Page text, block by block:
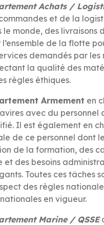
Achats /
et de la
le monde, des livraisons
l’ensemble de la flotte
demandés par les
la qualité des
règles éthiques.
Armement en
avec du personnel
Il est également en
de ce personnel dont
de la formation, des
et des besoins
Toutes ces tâches
des règles
en vigueur.
Marine / QSSE